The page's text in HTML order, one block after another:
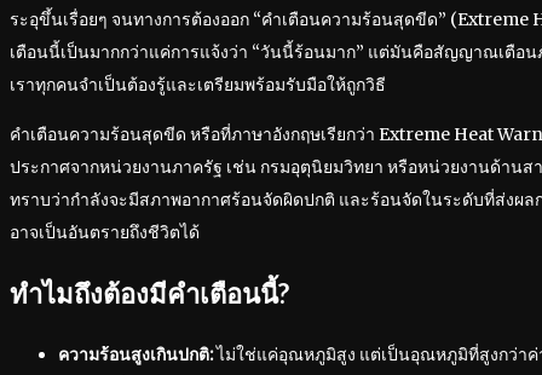
ระอุขึ้นเรื่อยๆ จนทางการต้องออก “คำเตือนความร้อนสุดขีด”
เตือนนี้เป็นมากกว่าแค่การแจ้งว่า “วันนี้ร้อนมาก” แต่มันคือสัญญาณเตือ
เราทุกคนจำเป็นต้องรู้และเตรียมพร้อมรับมือให้ถูกวิธี
คำเตือนความร้อนสุดขีด หรือที่ภาษาอังกฤษเรียกว่า Extreme Heat
ประกาศจากหน่วยงานภาครัฐ เช่น กรมอุตุนิยมวิทยา หรือหน่วยงานด้าน
ทราบว่ากำลังจะมีสภาพอากาศร้อนจัดผิดปกติ และร้อนจัดในระดับที่ส่งผ
อาจเป็นอันตรายถึงชีวิตได้
ทำไมถึงต้องมีคำเตือนนี้?
ความร้อนสูงเกินปกติ:ไม่ใช่แค่อุณหภูมิสูง แต่เป็นอุณหภูมิที่สูงกว่า